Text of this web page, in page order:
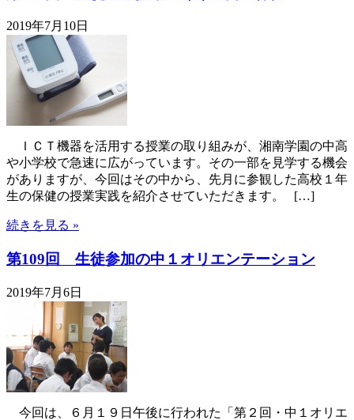
2019年7月10日
ＩＣＴ機器を活用する授業の取り組みが、湘南学園の中高
や小学校で急速に広がっています。その一部を見学する機会
がありますが、今回はその中から、先月に参観した高校１年
生の保健の授業実践を紹介させていただきます。 […]
続きを見る »
第109回 生徒参加の中１オリエンテーション
2019年7月6日
今回は、６月１９日午後に行われた「第２回・中１オリエ